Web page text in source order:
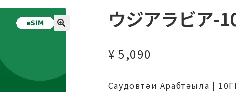
ウジアラビア-
¥ 5,090
Саудовтәи Арабтәыла |